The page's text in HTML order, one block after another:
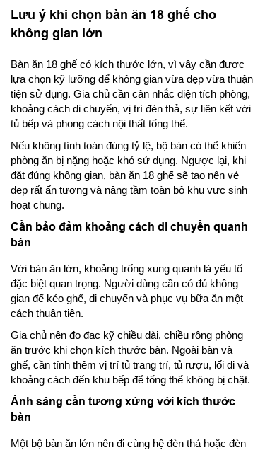
Lưu ý khi chọn bàn ăn 18 ghế cho
không gian lớn
Bàn ăn 18 ghế có kích thước lớn, vì vậy cần được
lựa chọn kỹ lưỡng để không gian vừa đẹp vừa thuận
tiện sử dụng. Gia chủ cần cân nhắc diện tích phòng,
khoảng cách di chuyển, vị trí đèn thả, sự liên kết với
tủ bếp và phong cách nội thất tổng thể.
Nếu không tính toán đúng tỷ lệ, bộ bàn có thể khiến
phòng ăn bị nặng hoặc khó sử dụng. Ngược lại, khi
đặt đúng không gian, bàn ăn 18 ghế sẽ tạo nên vẻ
đẹp rất ấn tượng và nâng tầm toàn bộ khu vực sinh
hoạt chung.
Cần bảo đảm khoảng cách di chuyển quanh
bàn
Với bàn ăn lớn, khoảng trống xung quanh là yếu tố
đặc biệt quan trọng. Người dùng cần có đủ không
gian để kéo ghế, di chuyển và phục vụ bữa ăn một
cách thuận tiện.
Gia chủ nên đo đạc kỹ chiều dài, chiều rộng phòng
ăn trước khi chọn kích thước bàn. Ngoài bàn và
ghế, cần tính thêm vị trí tủ trang trí, tủ rượu, lối đi và
khoảng cách đến khu bếp để tổng thể không bị chật.
Ánh sáng cần tương xứng với kích thước
bàn
Một bộ bàn ăn lớn nên đi cùng hệ đèn thả hoặc đèn